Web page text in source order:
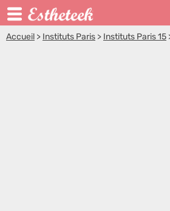
Accueil > Instituts Paris > Instituts Paris 15